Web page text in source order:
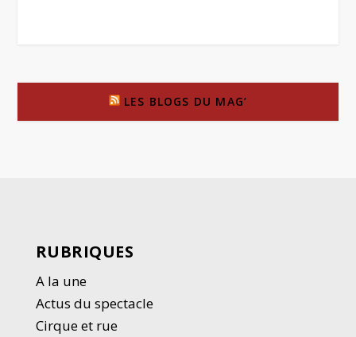
LES BLOGS DU MAG’
RUBRIQUES
A la une
Actus du spectacle
Cirque et rue